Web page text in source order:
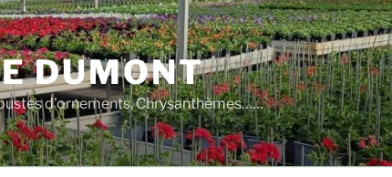
DUMONT
d'ornements, Chrysanthèmes……